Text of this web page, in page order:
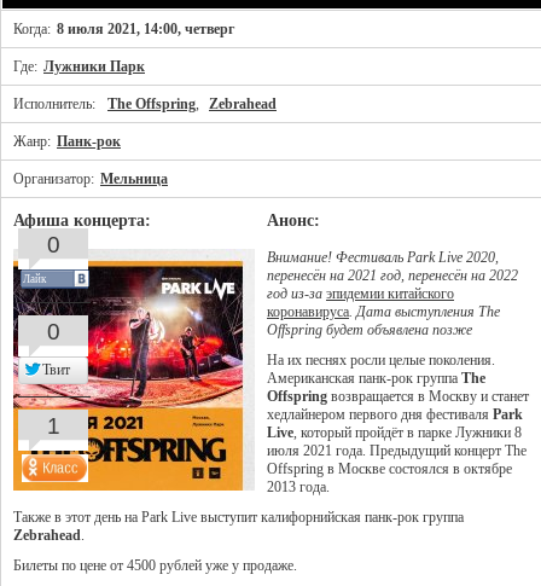
Когда: 8 июля 2021, 14:00, четверг
Где: Лужники Парк
Исполнитель: The Offspring, Zebrahead
Жанр: Панк-рок
Организатор: Мельница
Афиша концерта: Анонс:
Внимание! Фестиваль Park Live 2020,
перенесён на 2021 год, перенесён на 2022
год из-за эпидемии китайского
коронавируса. Дата выступления The
Offspring будет объявлена позже
На их песнях росли целые поколения.
Американская панк-рок группа The
Offspring возвращается в Москву и станет
хедлайнером первого дня фестиваля Park
Live, который пройдёт в парке Лужники 8
июля 2021 года. Предыдущий концерт The
Offspring в Москве состоялся в октябре
2013 года.
Также в этот день на Park Live выступит калифорнийская панк-рок группа
Zebrahead.
Билеты по цене от 4500 рублей уже у продаже.
0
Лайк
0
Твит
1